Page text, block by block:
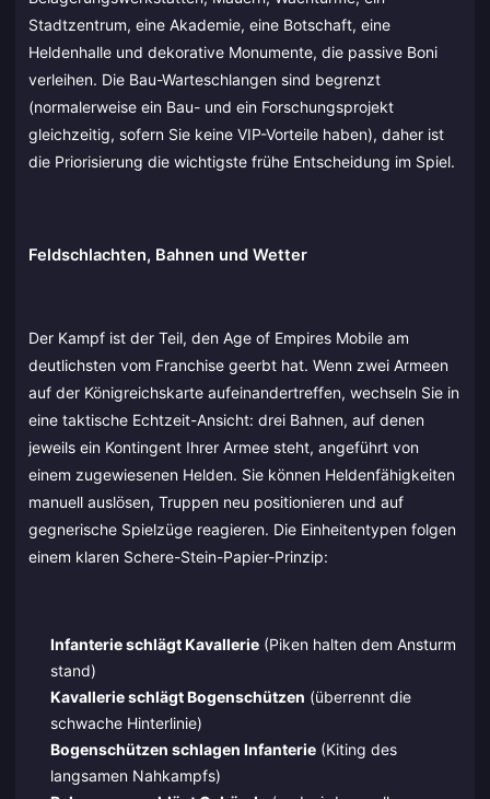
Stadtzentrum, eine Akademie, eine Botschaft, eine
Heldenhalle und dekorative Monumente, die passive Boni
verleihen. Die Bau-Warteschlangen sind begrenzt
(normalerweise ein Bau- und ein Forschungsprojekt
gleichzeitig, sofern Sie keine VIP-Vorteile haben), daher ist
die Priorisierung die wichtigste frühe Entscheidung im Spiel.
Feldschlachten, Bahnen und Wetter
Der Kampf ist der Teil, den Age of Empires Mobile am
deutlichsten vom Franchise geerbt hat. Wenn zwei Armeen
auf der Königreichskarte aufeinandertreffen, wechseln Sie in
eine taktische Echtzeit-Ansicht: drei Bahnen, auf denen
jeweils ein Kontingent Ihrer Armee steht, angeführt von
einem zugewiesenen Helden. Sie können Heldenfähigkeiten
manuell auslösen, Truppen neu positionieren und auf
gegnerische Spielzüge reagieren. Die Einheitentypen folgen
einem klaren Schere-Stein-Papier-Prinzip:
Infanterie schlägt Kavallerie(Piken halten dem Ansturm
stand)
Kavallerie schlägt Bogenschützen (überrennt die
schwache Hinterlinie)
Bogenschützen schlagen Infanterie(Kiting des
langsamen Nahkampfs)